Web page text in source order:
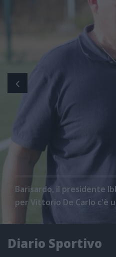
Barisardo, il presidente
per Vittorio De Carlo c'è
Diario Sportivo